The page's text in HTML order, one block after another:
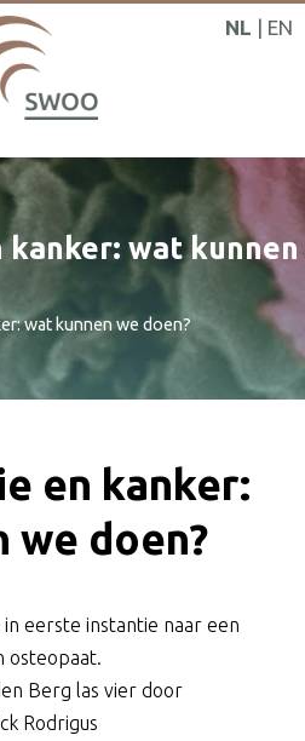
NL EN
kanker: wat kunnen
wat kunnen we doen?
en kanker:
we doen?
eerste instantie naar een
osteopaat.
Berg las vier door
Rodrigus